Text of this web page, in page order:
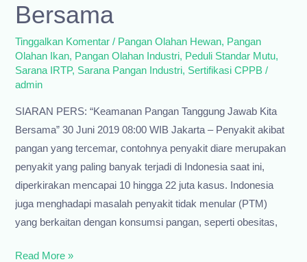
Bersama
Tinggalkan Komentar / Pangan Olahan Hewan, Pangan
Olahan Ikan, Pangan Olahan Industri, Peduli Standar Mutu,
Sarana IRTP, Sarana Pangan Industri, Sertifikasi CPPB /
admin
SIARAN PERS: “Keamanan Pangan Tanggung Jawab Kita
Bersama” 30 Juni 2019 08:00 WIB Jakarta – Penyakit akibat
pangan yang tercemar, contohnya penyakit diare merupakan
penyakit yang paling banyak terjadi di Indonesia saat ini,
diperkirakan mencapai 10 hingga 22 juta kasus. Indonesia
juga menghadapi masalah penyakit tidak menular (PTM)
yang berkaitan dengan konsumsi pangan, seperti obesitas,
Siaran
Read More »